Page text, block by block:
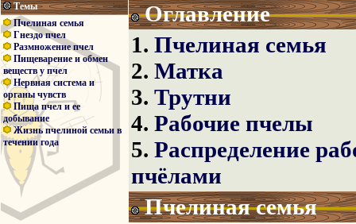
Темы
Пчелиная семья
Гнездо пчел
Размножение пчел
Пищеварение и обмен
веществ у пчел
Нервная система и
органы чувств
Пища пчел и ее
добывание
Жизнь пчелиной семьи в
течении года
Оглавление
1. Пчелиная семья
2. Матка
3. Трутни
4. Рабочие пчелы
5. Распределение
пчёлами
Пчелиная семья